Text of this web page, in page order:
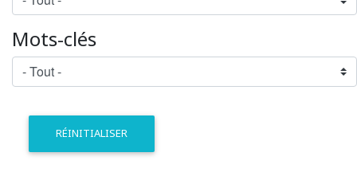
Mots-clés
RÉINITIALISER